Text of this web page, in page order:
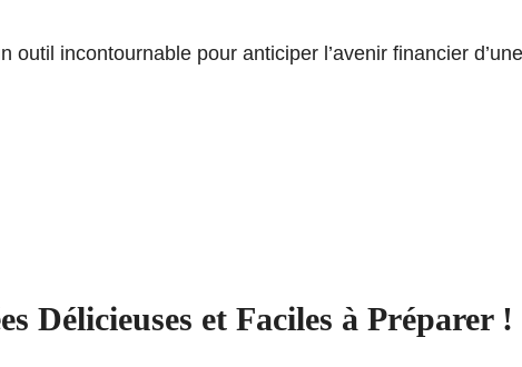
incontournable pour anticiper l’avenir financier
Délicieuses et Faciles à Préparer !